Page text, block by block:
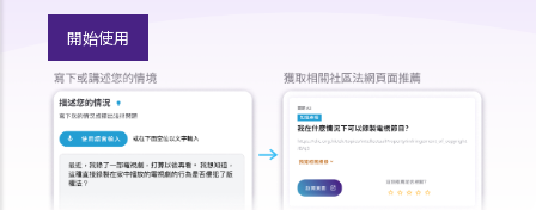
未婚。我們的孩子也能獲得香港永久居留權嗎？
3. 如果我在與伴侶同居時對其居所或所在社區造成損毀，我是否需要承
擔任何責任？
J. 變性人的婚姻
1. 我在香港合法結婚。如果後來我的配偶變性，我的婚姻還有效嗎？
K. 同性婚姻／公民伙伴關係
開始使用